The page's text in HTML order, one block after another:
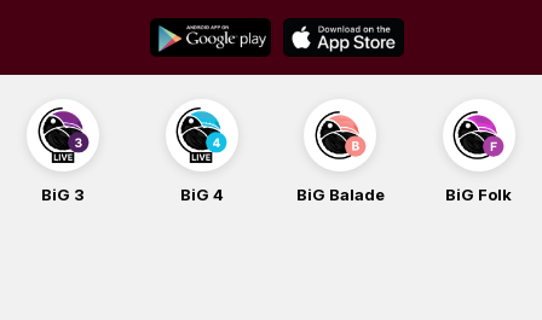
content
BiG 3 BiG 4 BiG Balade BiG Folk